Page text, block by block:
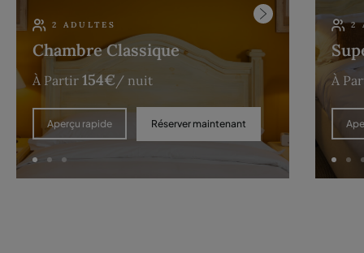
2 ADULTES
Chambre Classique
À Partir 154€/ nuit
Aperçu rapide Réserver maintenant
2
À